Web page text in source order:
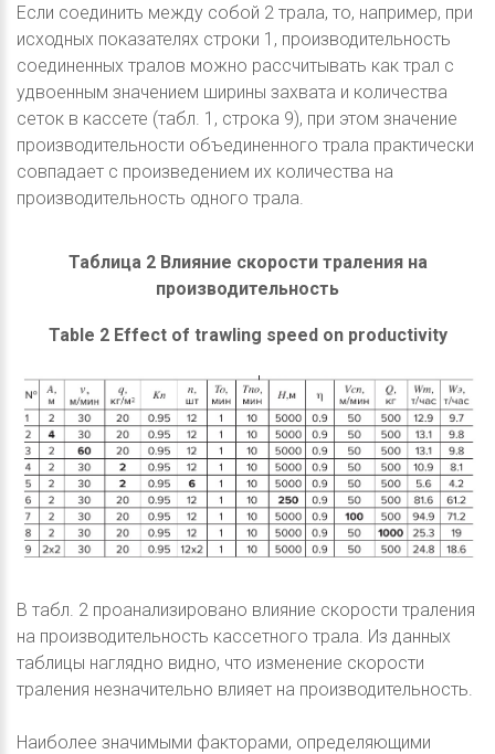
Если соединить между собой 2 трала, то, например, при
исходных показателях строки 1, производительность
соединенных тралов можно рассчитывать как трал с
удвоенным значением ширины захвата и количества
сеток в кассете (табл. 1, строка 9), при этом значение
производительности объединенного трала практически
совпадает с произведением их количества на
производительность одного трала.
Таблица 2 Влияние скорости траления на
производительность
Table 2 Effect of trawling speed on productivity
В табл. 2 проанализировано влияние скорости траления
на производительность кассетного трала. Из данных
таблицы наглядно видно, что изменение скорости
траления незначительно влияет на производительность.
Наиболее значимыми факторами, определяющими